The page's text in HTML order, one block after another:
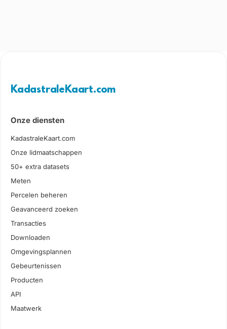
KadastraleKaart.com
Onze diensten
KadastraleKaart.com
Onze lidmaatschappen
50+ extra datasets
Meten
Percelen beheren
Geavanceerd zoeken
Transacties
Downloaden
Omgevingsplannen
Gebeurtenissen
Producten
API
Maatwerk